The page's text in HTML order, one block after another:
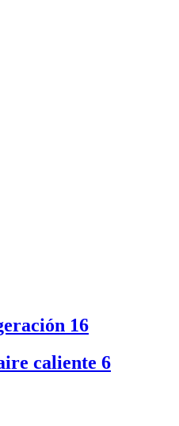
16
caliente 6